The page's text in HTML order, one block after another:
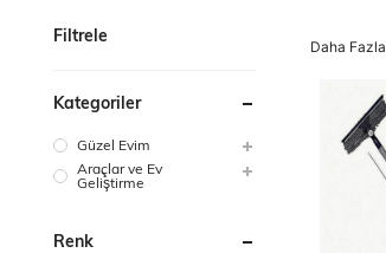
Filtrele
Kategoriler
Güzel Evim
Araçlar ve Ev
Geliştirme
Renk
Daha Fazla